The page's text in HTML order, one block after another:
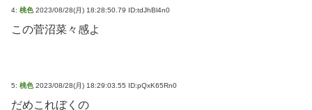
4: 桃色 2023/08/28(月) 18:28:50.79 ID:tdJhBl4n0
この菅沼菜々感よ
5: 桃色 2023/08/28(月) 18:29:03.55 ID:pQxK65Rn0
だめこれぼくの